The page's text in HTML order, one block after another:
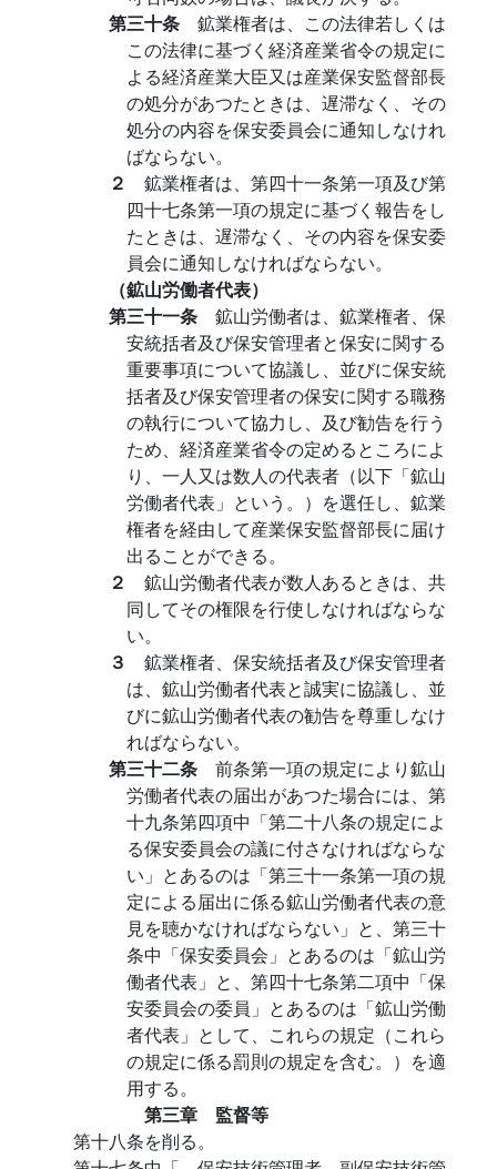
第三十条 鉱業権者は、この法律若しくは
この法律に基づく経済産業省令の規定に
よる経済産業大臣又は産業保安監督部長
の処分があつたときは、遅滞なく、その
処分の内容を保安委員会に通知しなけれ
ばならない。
２ 鉱業権者は、第四十一条第一項及び第
四十七条第一項の規定に基づく報告をし
たときは、遅滞なく、その内容を保安委
員会に通知しなければならない。
（鉱山労働者代表）
第三十一条 鉱山労働者は、鉱業権者、保
安統括者及び保安管理者と保安に関する
重要事項について協議し、並びに保安統
括者及び保安管理者の保安に関する職務
の執行について協力し、及び勧告を行う
ため、経済産業省令の定めるところによ
り、一人又は数人の代表者（以下「鉱山
労働者代表」という。）を選任し、鉱業
権者を経由して産業保安監督部長に届け
出ることができる。
２ 鉱山労働者代表が数人あるときは、共
同してその権限を行使しなければならな
い。
３ 鉱業権者、保安統括者及び保安管理者
は、鉱山労働者代表と誠実に協議し、並
びに鉱山労働者代表の勧告を尊重しなけ
ればならない。
第三十二条 前条第一項の規定により鉱山
労働者代表の届出があつた場合には、第
十九条第四項中「第二十八条の規定によ
る保安委員会の議に付さなければならな
い」とあるのは「第三十一条第一項の規
定による届出に係る鉱山労働者代表の意
見を聴かなければならない」と、第三十
条中「保安委員会」とあるのは「鉱山労
働者代表」と、第四十七条第二項中「保
安委員会の委員」とあるのは「鉱山労働
者代表」として、これらの規定（これら
の規定に係る罰則の規定を含む。）を適
用する。
第三章 監督等
第十八条を削る。